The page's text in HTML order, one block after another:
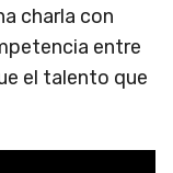
charla con
entre
el talento que